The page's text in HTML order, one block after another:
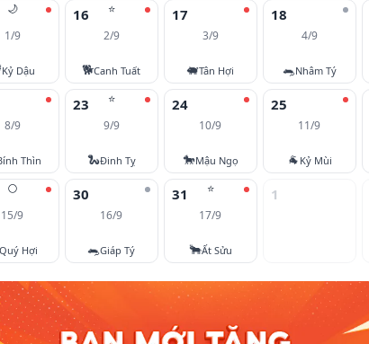
🌙
1/9
Kỷ Dậu
⭐
16
2/9
🐕Canh Tuất
17
3/9
🐖Tân Hợi
18
4/9
🐀Nhâm Tý
8/9
Thìn
⭐
23
9/9
🐍Đinh Tỵ
24
10/9
🐎Mậu Ngọ
25
11/9
🐐 Kỷ Mùi
🌕
15/9
Quý Hợi
30
16/9
🐀Giáp Tý
⭐
31
17/9
🐂Ất Sửu
1